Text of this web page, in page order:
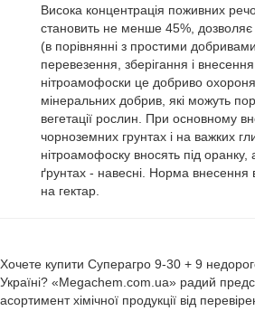
Висока концентрація поживних
становить не менше 45%, дозволяє
(в порівнянні з простими
перевезення, зберігання і внесення
нітроамофоски це добриво
мінеральних добрив, які можуть
вегетації рослин. При основному
чорноземних грунтах і на важких
нітроамофоску вносять під оранку,
ґрунтах - навесні. Норма внесення
на гектар.
Хочете купити Суперагро 9-30 + 9
Україні? «Megachem.com.ua» радий
асортимент хімічної продукції від